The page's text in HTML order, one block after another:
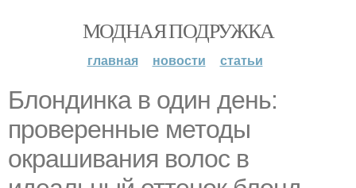
МОДНАЯ ПОДРУЖКА
главная новости статьи
Блондинка в один день:
проверенные методы
окрашивания волос в